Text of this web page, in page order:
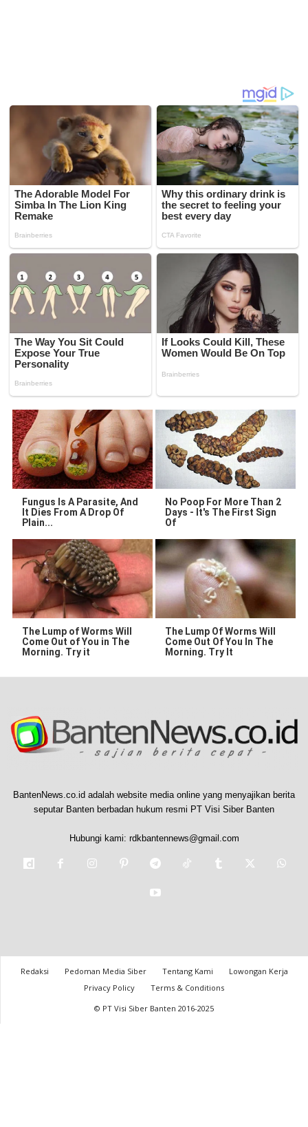
Fungus Is A Parasite, And
It Dies From A Drop Of
Plain...
No Poop For More Than 2
Days - It's The First Sign
Of
The Lump of Worms Will
Come Out of You in The
Morning. Try it
The Lump Of Worms Will
Come Out Of You In The
Morning. Try It
BantenNews.co.id adalah website media online yang menyajikan berita
seputar Banten berbadan hukum resmi PT Visi Siber Banten
Hubungi kami: rdkbantennews@gmail.com
Redaksi Pedoman Media Siber Tentang Kami
Lowongan Kerja
Privacy Policy
Terms & Conditions
© PT Visi Siber Banten 2016-2025